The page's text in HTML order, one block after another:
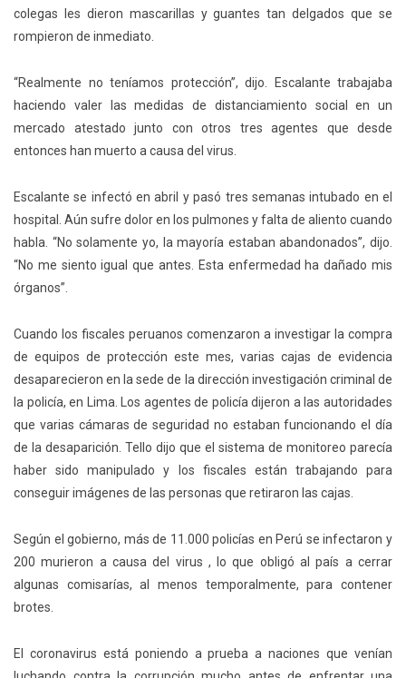
colegas les dieron mascarillas y guantes tan delgados que se
rompieron de inmediato.
“Realmente no teníamos protección”, dijo. Escalante trabajaba
haciendo valer las medidas de distanciamiento social en un
mercado atestado junto con otros tres agentes que desde
entonces han muerto a causa del virus.
Escalante se infectó en abril y pasó tres semanas intubado en el
hospital. Aún sufre dolor en los pulmones y falta de aliento cuando
habla. “No solamente yo, la mayoría estaban abandonados”, dijo.
“No me siento igual que antes. Esta enfermedad ha dañado mis
órganos”.
Cuando los fiscales peruanos comenzaron a investigar la compra
de equipos de protección este mes, varias cajas de evidencia
desaparecieron en la sede de la dirección investigación criminal de
la policía, en Lima. Los agentes de policía dijeron a las autoridades
que varias cámaras de seguridad no estaban funcionando el día
de la desaparición. Tello dijo que el sistema de monitoreo parecía
haber sido manipulado y los fiscales están trabajando para
conseguir imágenes de las personas que retiraron las cajas.
Según el gobierno, más de 11.000 policías en Perú se infectaron y
200 murieron a causa del virus , lo que obligó al país a cerrar
algunas comisarías, al menos temporalmente, para contener
brotes.
El coronavirus está poniendo a prueba a naciones que venían